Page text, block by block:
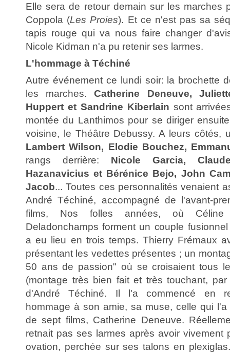
Elle sera de retour demain sur les marches
Coppola (Les Proies). Et ce n'est pas sa
tapis rouge qui va nous faire changer
Nicole Kidman n'a pu retenir ses larmes.
L'hommage à Téchiné
Autre événement ce lundi soir: la brochette
les marches.Catherine Deneuve,
Huppert et Sandrine Kiberlain sont
montée du Lanthimos pour se diriger
voisine, le Théâtre Debussy. A leurs côtés,
Lambert Wilson, Elodie Bouchez,
rangs derrière: Nicole Garcia,
Hazanavicius et Bérénice Bejo, John
Jacob... Toutes ces personnalités venaient
André Téchiné, accompagné de l'avant-
films, Nos folles années, où
Deladonchamps forment un couple
a eu lieu en trois temps. Thierry Frémaux
présentant les vedettes présentes ; un
50 ans de passion" où se croisaient tous
(montage très bien fait et très touchant,
d'André Téchiné. Il l'a commencé en
hommage à son amie, sa muse, celle qui
de sept films, Catherine Deneuve.
retnait pas ses larmes après avoir vivement
ovation, perchée sur ses talons en